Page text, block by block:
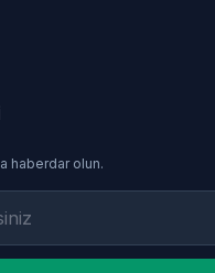
haberdar olun.